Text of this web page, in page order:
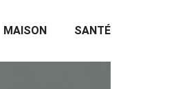
MAISON SANTÉ